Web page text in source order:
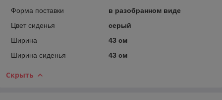
Форма поставки
в разобранном виде
Цвет сиденья
серый
Ширина
43 см
Ширина сиденья
43 см
Скрыть